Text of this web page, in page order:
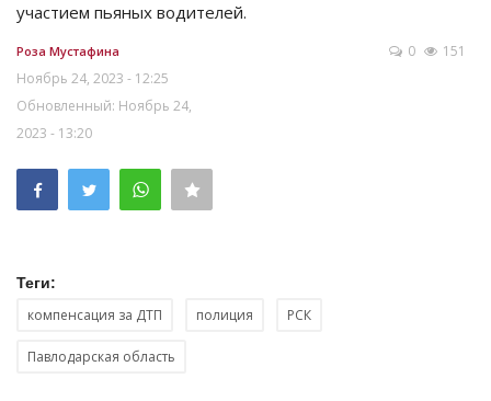
участием пьяных водителей.
Роза Мустафина
Ноябрь 24, 2023 - 12:25
Обновленный: Ноябрь 24,
2023 - 13:20
0 151
Теги:
компенсация за ДТП полиция РСК
Павлодарская область